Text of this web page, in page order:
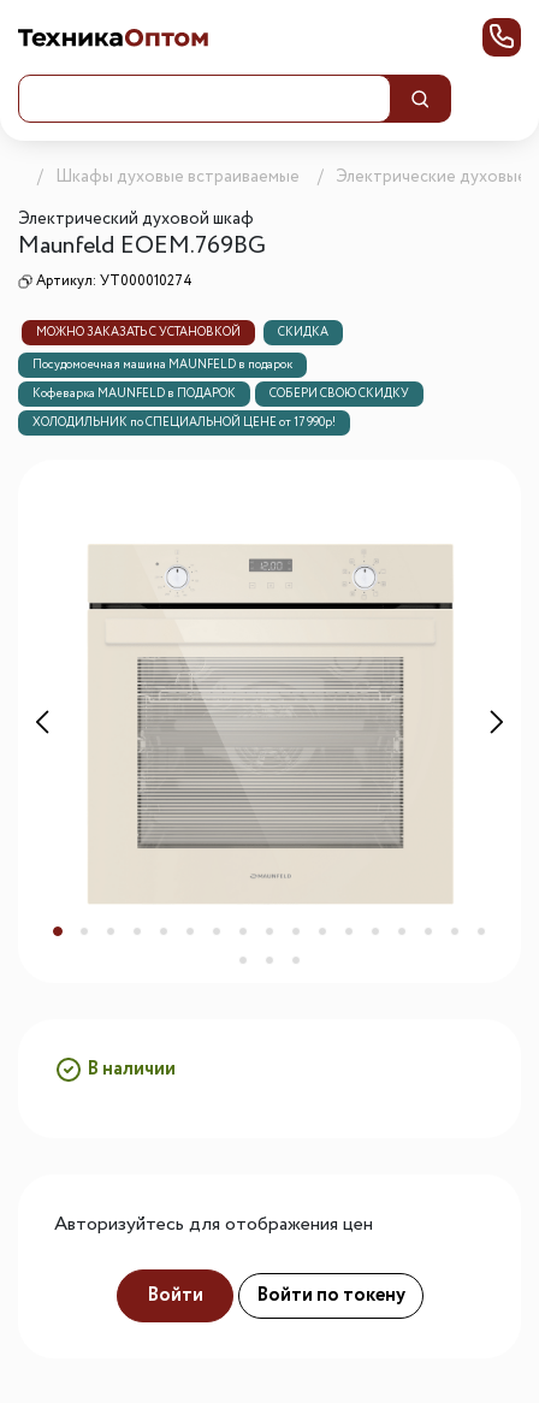
Шкафы духовые встраиваемые
Электрические духовые
Электрический духовой шкаф
Maunfeld EOEM.769BG
Артикул: УТ000010274
МОЖНО ЗАКАЗАТЬ С УСТАНОВКОЙ
СКИДКА
Посудомоечная машина MAUNFELD в подарок
Кофеварка MAUNFELD в ПОДАРОК
СОБЕРИ СВОЮ СКИДКУ
ХОЛОДИЛЬНИК по СПЕЦИАЛЬНОЙ ЦЕНЕ от 17 990р!
В наличии
Авторизуйтесь для отображения цен
Войти Войти по токену